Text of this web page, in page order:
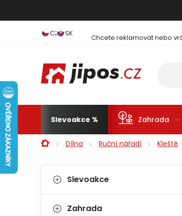
CZ SK
Chcete reklamovat nebo
Slevoakce Zahrada
DomůDílna Ruční nářadí Kleště
Postranní panel
Kategorie
Slevoakce
Zahrada